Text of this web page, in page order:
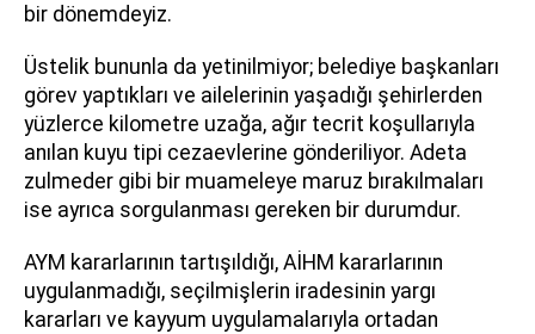
bir dönemdeyiz.
Üstelik bununla da yetinilmiyor; belediye başkanları
görev yaptıkları ve ailelerinin yaşadığı şehirlerden
yüzlerce kilometre uzağa, ağır tecrit koşullarıyla
anılan kuyu tipi cezaevlerine gönderiliyor. Adeta
zulmeder gibi bir muameleye maruz bırakılmaları
ise ayrıca sorgulanması gereken bir durumdur.
AYM kararlarının tartışıldığı, AİHM kararlarının
uygulanmadığı, seçilmişlerin iradesinin yargı
kararları ve kayyum uygulamalarıyla ortadan